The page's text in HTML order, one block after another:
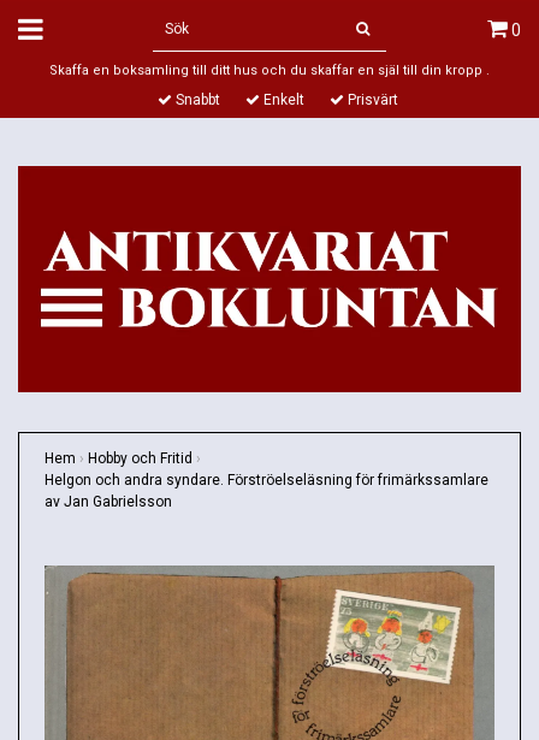
0
Skaffa en boksamling till ditt hus och du skaffar en själ till din kropp .
Snabbt Enkelt Prisvärt
Hem › Hobby och Fritid ›
Helgon och andra syndare. Förströelseläsning för frimärkssamlare
av Jan Gabrielsson